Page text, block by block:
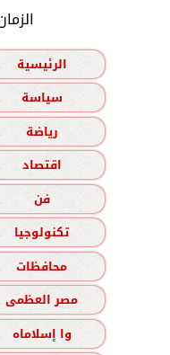
الرئيسية
سياسة
رياضة
اقتصاد
فن
تكنولوجيا
محافظات
مصر العظمى
وا إسلاماه